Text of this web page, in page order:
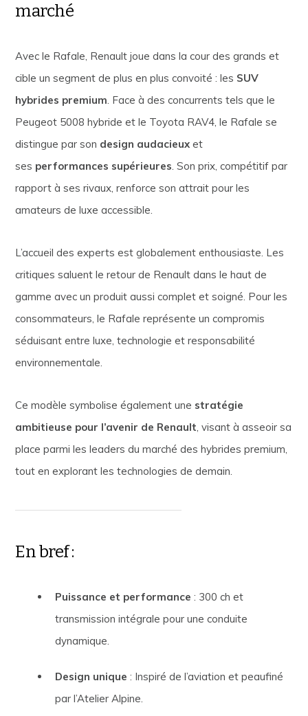
marché
Avec le Rafale, Renault joue dans la cour des grands et
cible un segment de plus en plus convoité : les SUV
hybrides premium . Face à des concurrents tels que le
Peugeot 5008 hybride et le Toyota RAV4, le Rafale se
distingue par son design audacieux et
ses performances supérieures . Son prix, compétitif par
rapport à ses rivaux, renforce son attrait pour les
amateurs de luxe accessible.
L’accueil des experts est globalement enthousiaste. Les
critiques saluent le retour de Renault dans le haut de
gamme avec un produit aussi complet et soigné. Pour les
consommateurs, le Rafale représente un compromis
séduisant entre luxe, technologie et responsabilité
environnementale.
Ce modèle symbolise également une stratégie
ambitieuse pour l’avenir de Renault , visant à asseoir sa
place parmi les leaders du marché des hybrides premium,
tout en explorant les technologies de demain.
En bref :
Puissance et performance : 300 ch et
transmission intégrale pour une conduite
dynamique.
Design unique : Inspiré de l’aviation et peaufiné
par l’Atelier Alpine.